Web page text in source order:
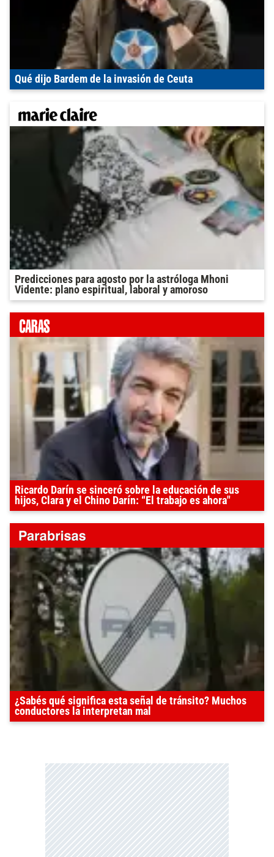
Qué dijo Bardem de la invasión de Ceuta
Predicciones para agosto por la astróloga Mhoni
Vidente: plano espiritual, laboral y amoroso
Ricardo Darín se sinceró sobre la educación de sus
hijos, Clara y el Chino Darín: “El trabajo es ahora"
¿Sabés qué significa esta señal de tránsito? Muchos
conductores la interpretan mal